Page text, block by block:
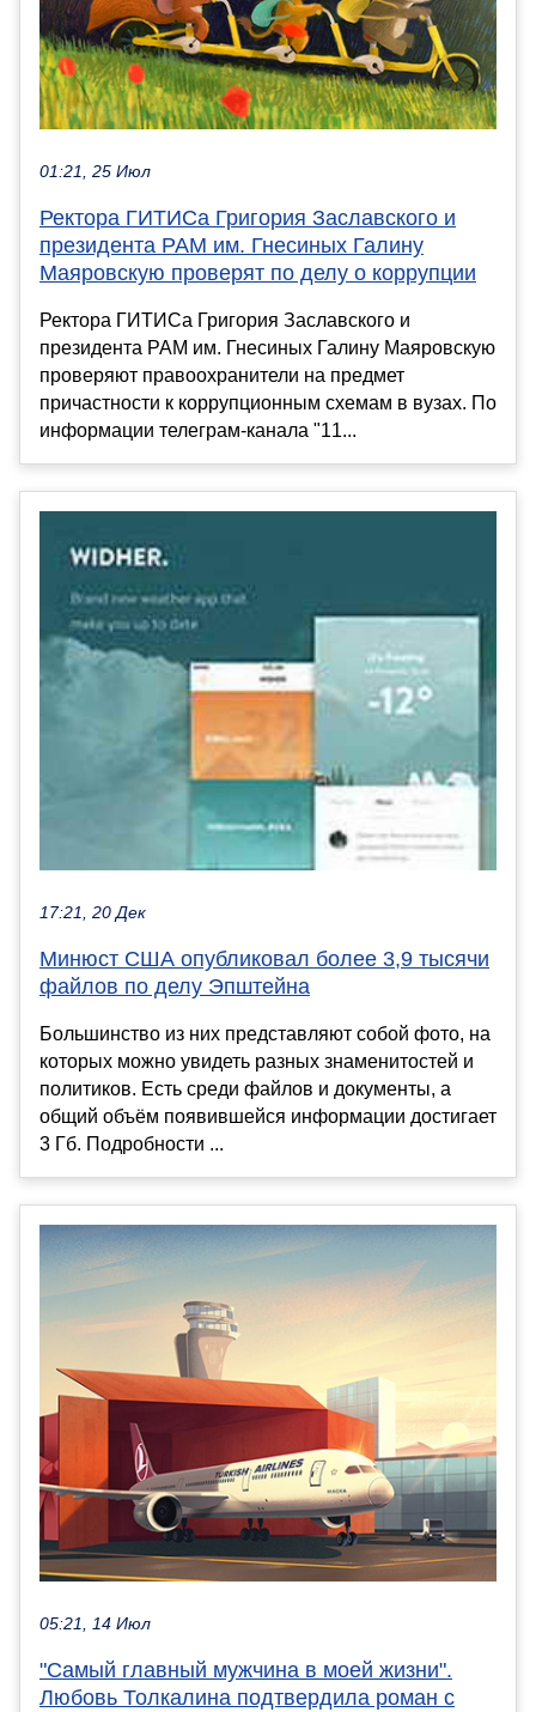
01:21, 25 Июл
Ректора ГИТИСа Григория Заславского и
президента РАМ им. Гнесиных Галину
Маяровскую проверят по делу о коррупции
Ректора ГИТИСа Григория Заславского и
президента РАМ им. Гнесиных Галину Маяровскую
проверяют правоохранители на предмет
причастности к коррупционным схемам в вузах. По
информации телеграм-канала "11...
17:21, 20 Дек
Минюст США опубликовал более 3,9 тысячи
файлов по делу Эпштейна
Большинство из них представляют собой фото, на
которых можно увидеть разных знаменитостей и
политиков. Есть среди файлов и документы, а
общий объём появившейся информации достигает
3 Гб. Подробности ...
05:21, 14 Июл
"Самый главный мужчина в моей жизни".
Любовь Толкалина подтвердила роман с